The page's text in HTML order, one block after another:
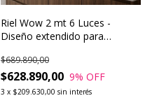
Riel Wow 2 mt 6 Luces -
Diseño extendido para
$628.890,00
$689.890,00
9% OFF
3 x $209.630,00 sin interés